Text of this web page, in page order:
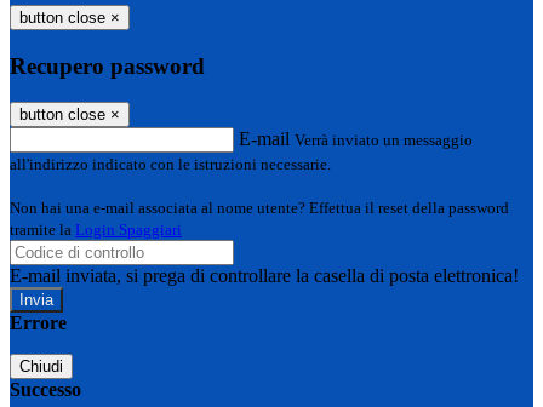
button close ×
Recupero password
button close ×
E-mail Verrà inviato un messaggio
all'indirizzo indicato con le istruzioni necessarie.
Non hai una e-mail associata al nome utente? Effettua il reset della password
tramite la Login Spaggiari
E-mail inviata, si prega di controllare la casella di posta elettronica!
Errore
Chiudi
Successo